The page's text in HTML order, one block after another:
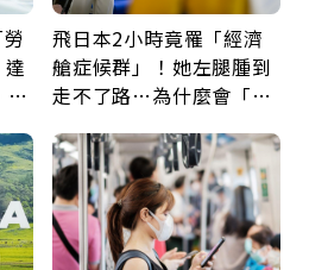
重
飛日本2小時竟罹「經濟
艙症候群」！她左腿腫到
走不了路…為什麼會「靜
注意